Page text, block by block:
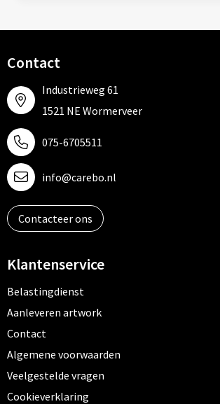
Contact
Industrieweg 61
1521 NE Wormerveer
075-6705511
info@carebo.nl
Contacteer ons
Klantenservice
Belastingdienst
Aanleveren artwork
Contact
Algemene voorwaarden
Veelgestelde vragen
Cookieverklaring